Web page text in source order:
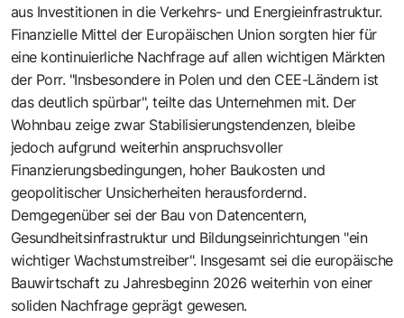
aus Investitionen in die Verkehrs- und Energieinfrastruktur.
Finanzielle Mittel der Europäischen Union sorgten hier für
eine kontinuierliche Nachfrage auf allen wichtigen Märkten
der Porr. "Insbesondere in Polen und den CEE-Ländern ist
das deutlich spürbar", teilte das Unternehmen mit. Der
Wohnbau zeige zwar Stabilisierungstendenzen, bleibe
jedoch aufgrund weiterhin anspruchsvoller
Finanzierungsbedingungen, hoher Baukosten und
geopolitischer Unsicherheiten herausfordernd.
Demgegenüber sei der Bau von Datencentern,
Gesundheitsinfrastruktur und Bildungseinrichtungen "ein
wichtiger Wachstumstreiber". Insgesamt sei die europäische
Bauwirtschaft zu Jahresbeginn 2026 weiterhin von einer
soliden Nachfrage geprägt gewesen.